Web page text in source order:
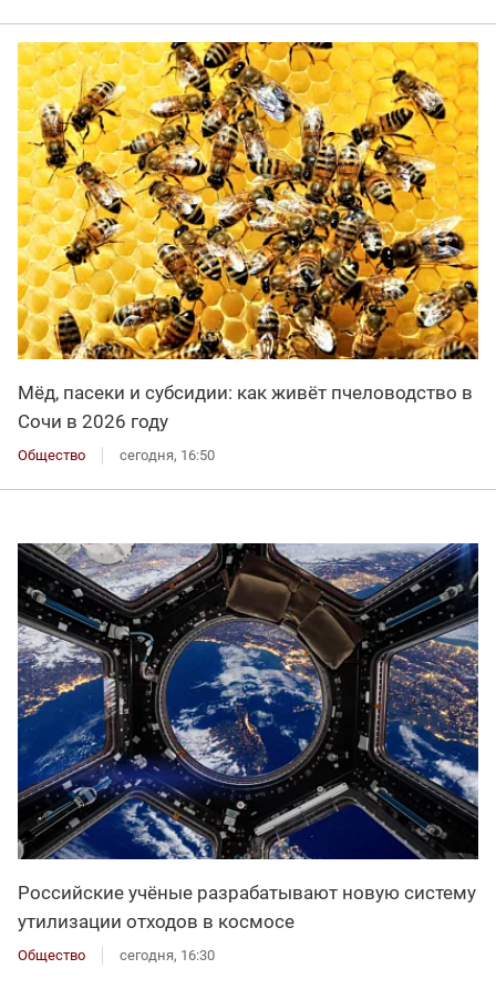
Мёд, пасеки и субсидии: как живёт пчеловодство в
Сочи в 2026 году
Общество сегодня, 16:50
Российские учёные разрабатывают новую систему
утилизации отходов в космосе
Общество сегодня, 16:30